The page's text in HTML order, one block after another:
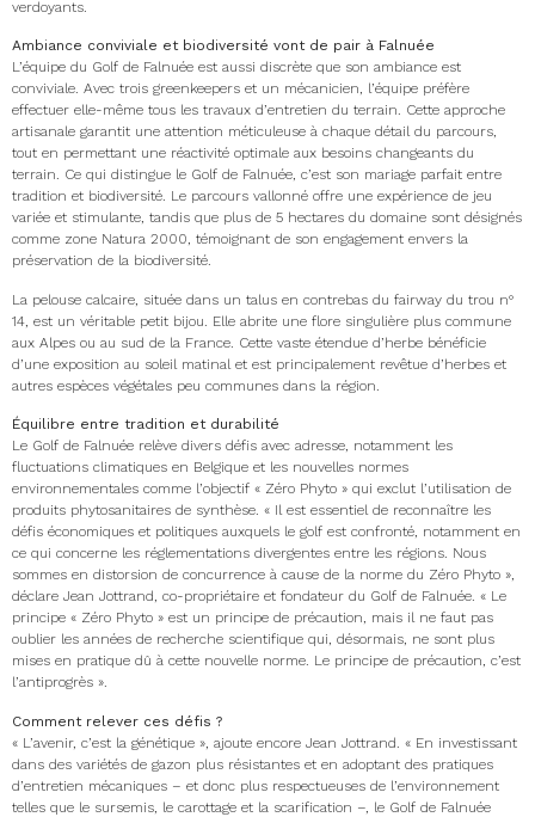
verdoyants.
Ambiance conviviale et biodiversité vont de pair à Falnuée
L’équipe du Golf de Falnuée est aussi discrète que son ambiance est
conviviale. Avec trois greenkeepers et un mécanicien, l’équipe préfère
effectuer elle-même tous les travaux d’entretien du terrain. Cette approche
artisanale garantit une attention méticuleuse à chaque détail du parcours,
tout en permettant une réactivité optimale aux besoins changeants du
terrain. Ce qui distingue le Golf de Falnuée, c’est son mariage parfait entre
tradition et biodiversité. Le parcours vallonné offre une expérience de jeu
variée et stimulante, tandis que plus de 5 hectares du domaine sont désignés
comme zone Natura 2000, témoignant de son engagement envers la
préservation de la ­biodiversité.
La pelouse calcaire, située dans un talus en contrebas du fairway du trou n°
14, est un véritable petit bijou. Elle abrite une flore singulière plus commune
aux Alpes ou au sud de la France. Cette vaste étendue d’herbe bénéficie
d’une exposition au soleil matinal et est principalement revêtue d’herbes et
autres espèces végétales peu communes dans la région.
Équilibre entre tradition et durabilité
Le Golf de Falnuée relève divers défis avec adresse, notamment les
fluctuations climatiques en Belgique et les nouvelles normes
environnementales comme l’objectif « Zéro Phyto » qui exclut l’utilisation de
produits phytosanitaires de synthèse. « Il est essentiel de reconnaître les
défis économiques et politiques auxquels le golf est confronté, notamment en
ce qui concerne les réglementations divergentes entre les régions. Nous
sommes en distorsion de concurrence à cause de la norme du Zéro Phyto »,
déclare Jean Jottrand, co-propriétaire et fondateur du Golf de Falnuée. « Le
principe « Zéro Phyto » est un principe de précaution, mais il ne faut pas
oublier les années de recherche scientifique qui, désormais, ne sont plus
mises en pratique dû à cette nouvelle norme. Le principe de précaution, c’est
l’antiprogrès ».
Comment relever ces défis ?
« L’avenir, c’est la génétique », ajoute encore Jean Jottrand. « En investissant
dans des variétés de gazon plus résistantes et en adoptant des pratiques
d’entretien mécaniques – et donc plus respectueuses de l’environnement
telles que le sursemis, le carottage et la scarification –, le Golf de Falnuée